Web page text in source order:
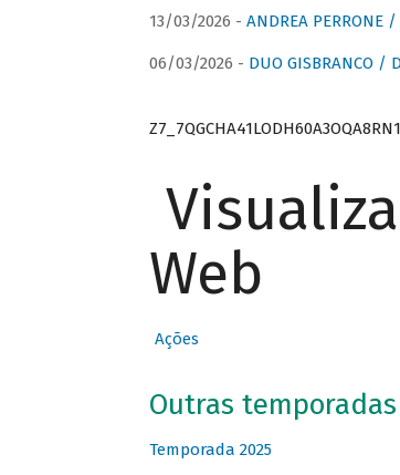
13/03/2026 - ANDREA PERRONE /
06/03/2026 - DUO GISBRANCO /
Web
Ações
Outras temporadas
Temporada 2025